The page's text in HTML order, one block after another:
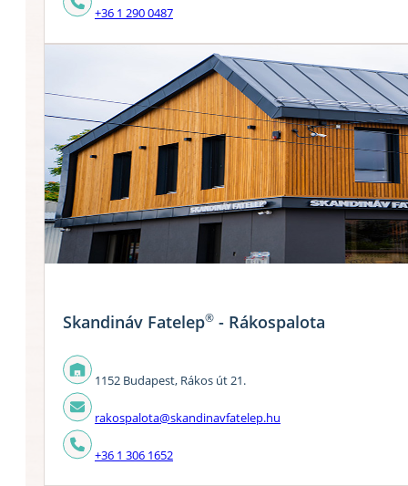
+36 1 290 0487
Skandináv Fatelep® - Rákospalota
1152 Budapest, Rákos út 21.
rakospalota@skandinavfatelep.hu
+36 1 306 1652